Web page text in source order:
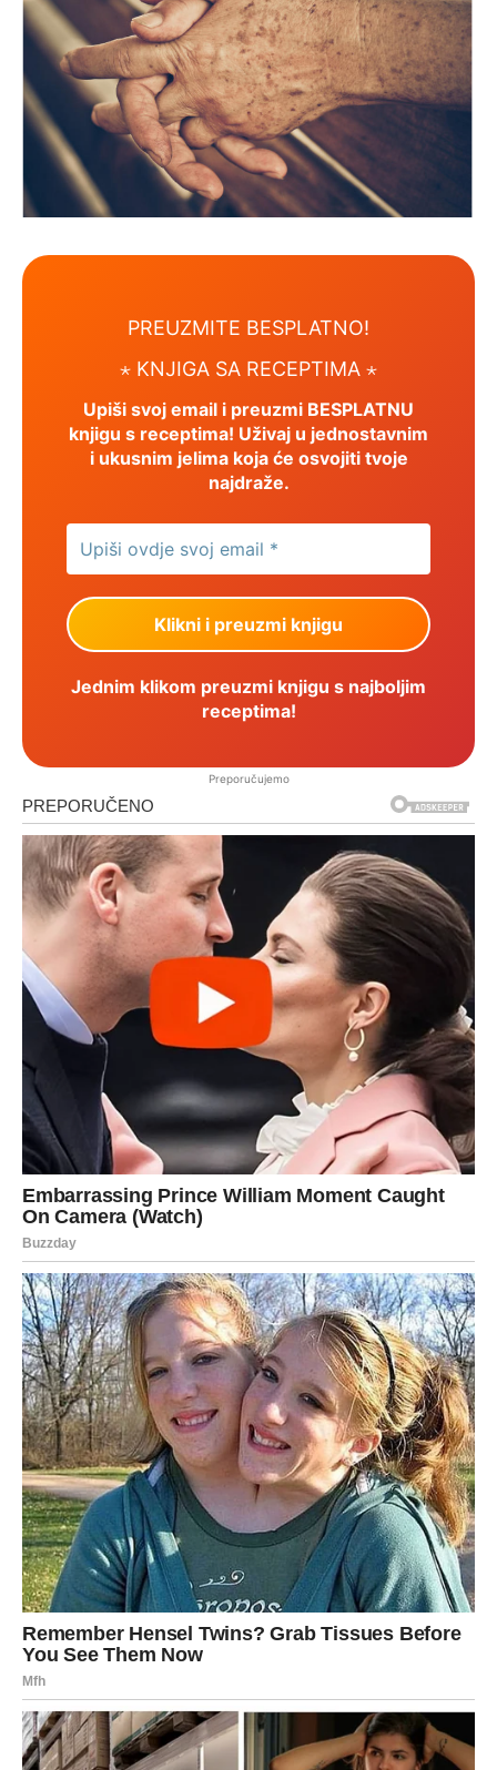
PREUZMITE BESPLATNO!
⋆ KNJIGA SA RECEPTIMA ⋆
Upiši svoj email i preuzmi BESPLATNU
knjigu s receptima! Uživaj u jednostavnim
i ukusnim jelima koja će osvojiti tvoje
najdraže.
Jednim klikom preuzmi knjigu s najboljim
receptima!
Preporučujemo